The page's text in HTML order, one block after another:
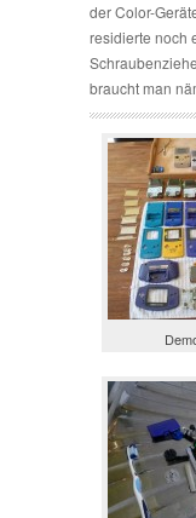
der Color-
residierte noch
braucht man